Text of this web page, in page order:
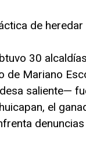
de
30
de Mariano
saliente—
el